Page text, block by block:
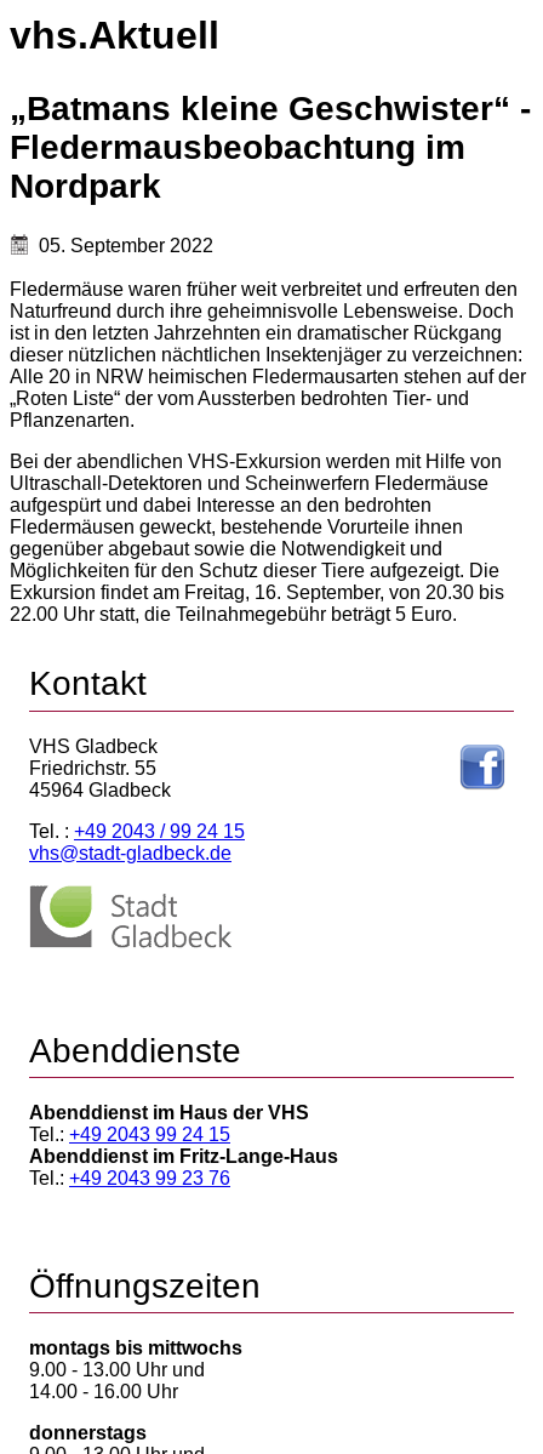
vhs.Aktuell
„Batmans kleine Geschwister“ -
Fledermausbeobachtung im
Nordpark
05. September 2022
Fledermäuse waren früher weit verbreitet und erfreuten den
Naturfreund durch ihre geheimnisvolle Lebensweise. Doch
ist in den letzten Jahrzehnten ein dramatischer Rückgang
dieser nützlichen nächtlichen Insektenjäger zu verzeichnen:
Alle 20 in NRW heimischen Fledermausarten stehen auf der
„Roten Liste“ der vom Aussterben bedrohten Tier- und
Pflanzenarten.
Bei der abendlichen VHS-Exkursion werden mit Hilfe von
Ultraschall-Detektoren und Scheinwerfern Fledermäuse
aufgespürt und dabei Interesse an den bedrohten
Fledermäusen geweckt, bestehende Vorurteile ihnen
gegenüber abgebaut sowie die Notwendigkeit und
Möglichkeiten für den Schutz dieser Tiere aufgezeigt. Die
Exkursion findet am Freitag, 16. September, von 20.30 bis
22.00 Uhr statt, die Teilnahmegebühr beträgt 5 Euro.
Kontakt
VHS Gladbeck
Friedrichstr. 55
45964 Gladbeck
Tel. : +49 2043 / 99 24 15
vhs@stadt-gladbeck.de
Abenddienste
Abenddienst im Haus der VHS
Tel.: +49 2043 99 24 15
Abenddienst im Fritz-Lange-Haus
Tel.: +49 2043 99 23 76
Öffnungszeiten
montags bis mittwochs
9.00 - 13.00 Uhr und
14.00 - 16.00 Uhr
donnerstags